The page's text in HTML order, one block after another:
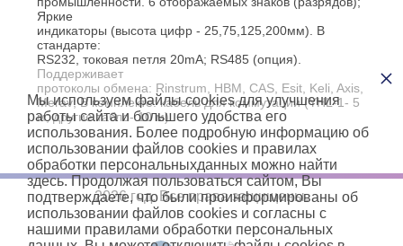
Яркие
индикаторы (высота цифр - 25,75,125,200мм). В
стандарте:
RS232, токовая петля 20mA; RS485 (опция).
Поддерживает
протоколы обмена: Rinstrum, HBM, CAS, Esit, Keli, Axis,
Merav; В комплекте: кабель для коммутации (YHL-1- 5
м; другие табло- 10 м).
2026 год. Все права защищены.
Мы используем файлы cookies для улучшения
работы сайта и большего удобства его
использования. Более подробную информацию об
использовании файлов cookies и правилах
обработки персональныхданных можно найти
здесь. Продолжая пользоваться сайтом, Вы
подтверждаете, что были проинформированы об
использовании файлов cookies и согласны с
нашими правилами обработки персональных
×